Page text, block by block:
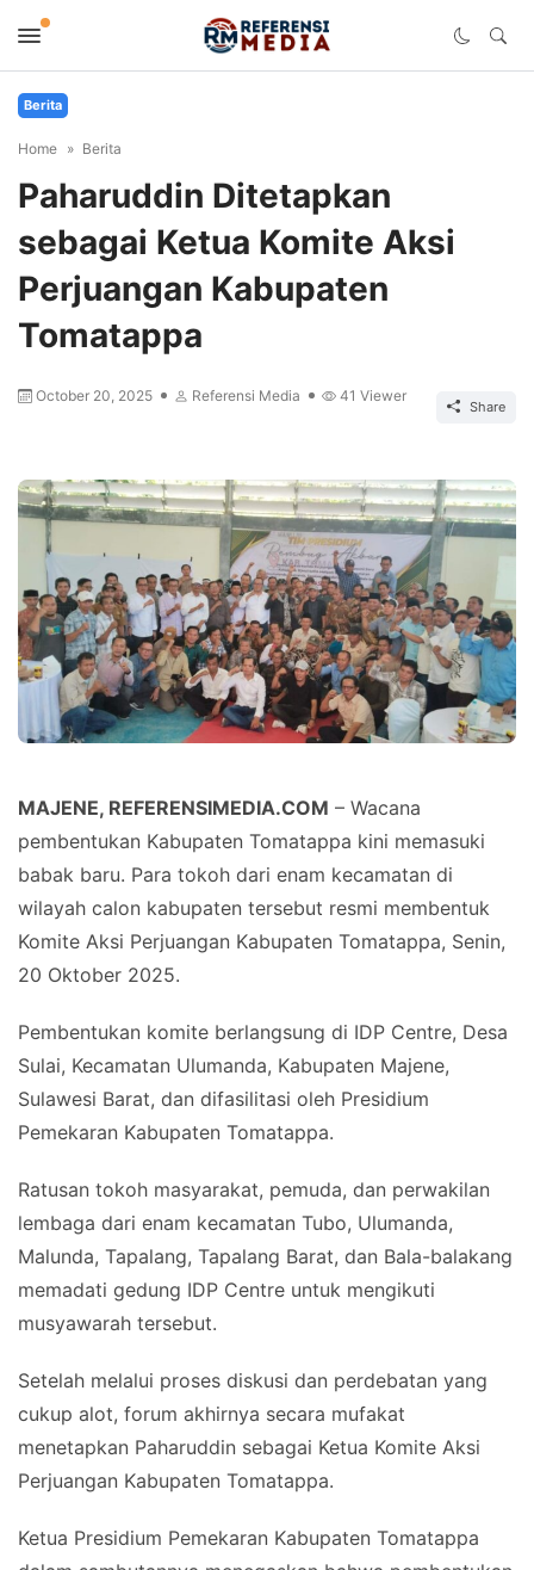
Berita
Home Berita
Paharuddin Ditetapkan
sebagai Ketua Komite Aksi
Perjuangan Kabupaten
Tomatappa
October 20, 2025 Referensi Media 41 Viewer
Share
MAJENE, REFERENSIMEDIA.COM – Wacana
pembentukan Kabupaten Tomatappa kini memasuki
babak baru. Para tokoh dari enam kecamatan di
wilayah calon kabupaten tersebut resmi membentuk
Komite Aksi Perjuangan Kabupaten Tomatappa, Senin,
20 Oktober 2025.
Pembentukan komite berlangsung di IDP Centre, Desa
Sulai, Kecamatan Ulumanda, Kabupaten Majene,
Sulawesi Barat, dan difasilitasi oleh Presidium
Pemekaran Kabupaten Tomatappa.
Ratusan tokoh masyarakat, pemuda, dan perwakilan
lembaga dari enam kecamatan Tubo, Ulumanda,
Malunda, Tapalang, Tapalang Barat, dan Bala-balakang
memadati gedung IDP Centre untuk mengikuti
musyawarah tersebut.
Setelah melalui proses diskusi dan perdebatan yang
cukup alot, forum akhirnya secara mufakat
menetapkan Paharuddin sebagai Ketua Komite Aksi
Perjuangan Kabupaten Tomatappa.
Ketua Presidium Pemekaran Kabupaten Tomatappa